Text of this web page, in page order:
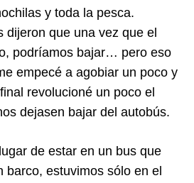
y toda la pesca.
dijeron que una vez que el
podríamos bajar… pero eso
empecé a agobiar un poco y
revolucioné un poco el
dejasen bajar del autobús.
de estar en un bus que
barco, estuvimos sólo en el